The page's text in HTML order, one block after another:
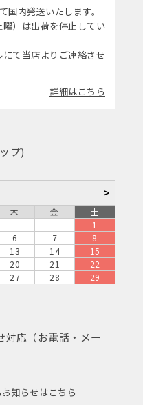
内発送いたします。
）は出荷を停止してい
て当店よりご連絡させ
詳細はこちら
プ)
>
木 金
土
1
6 7
8
13 14
15
20 21
22
27 28
29
対応（お電話・メー
知らせはこちら